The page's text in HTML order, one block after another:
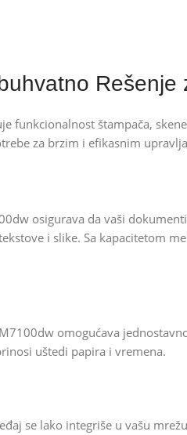
Rešenje
funkcionalnost štampača,
za brzim i efikasnim
osigurava da vaši
i slike. Sa kapacitetom
omogućava
uštedi papira i vremena.
se lako integriše u vašu